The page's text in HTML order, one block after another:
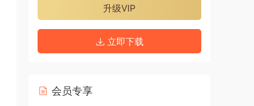
升级VIP
立即下载
会员专享